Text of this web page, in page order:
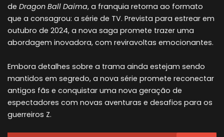
de Dragon Ball Daima, a franquia retorna ao formato
que a consagrou: a série de TV. Prevista para estrear em
outubro de 2024, a nova saga promete trazer uma
abordagem inovadora, com reviravoltas emocionantes.
Embora detalhes sobre a trama ainda estejam sendo
mantidos em segredo, a nova série promete reconectar
antigos fãs e conquistar uma nova geração de
espectadores com novas aventuras e desafios para os
guerreiros Z.